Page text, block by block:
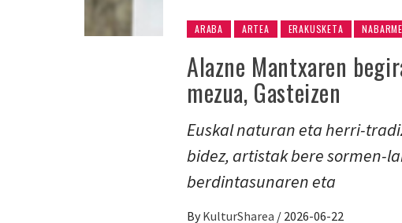
ARABA ARTEA ERAKUSKETA
Alazne Mantxaren
mezua, Gasteizen
Euskal naturan eta herri-
bidez, artistak bere sormen-
berdintasunaren eta
By KulturSharea / 2026-06-22